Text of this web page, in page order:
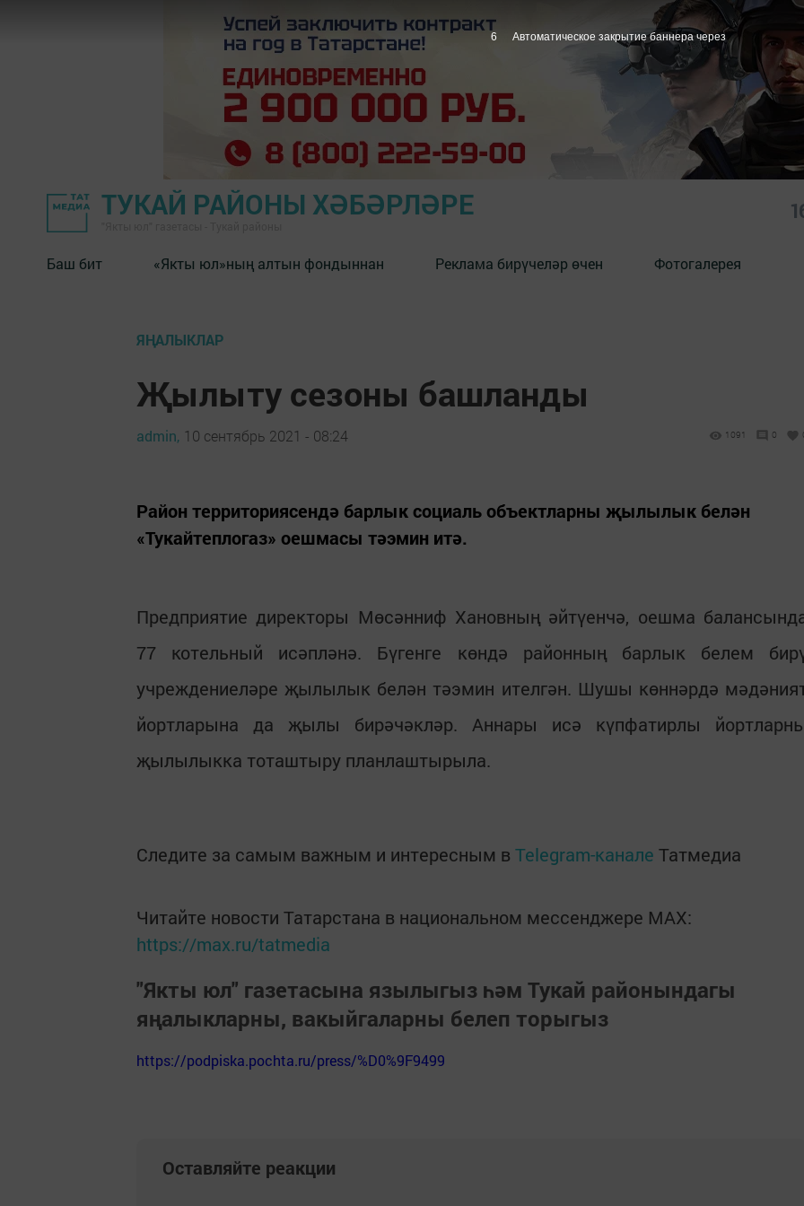
ТУКАЙ РАЙОНЫ ХӘБӘРЛӘРЕ
Баш бит «Якты юл»ның алтын фондыннан Реклама бирүчеләр өчен Фотогалерея
ЯҢАЛЫКЛАР
Җылыту сезоны башланды
admin, 10 сентябрь 2021 - 08:24 1091 0
Район территориясендә барлык социаль объектларны җылылык белән
«Тукайтеплогаз» оешмасы тәэмин итә.
Предприятие директоры Мөсәнниф Хановның әйтүенчә, оешма
77 котельный исәпләнә. Бүгенге көндә районның барлык белем
учреждениеләре җылылык белән тәэмин ителгән. Шушы көннәрдә
йортларына да җылы бирәчәкләр. Аннары исә күпфатирлы
җылылыкка тоташтыру планлаштырыла.
Следите за самым важным и интересным в Telegram-канале Татмедиа
Читайте новости Татарстана в национальном мессенджере MАХ:
https://max.ru/tatmedia
"Якты юл" газетасына язылыгыз һәм Тукай районындагы
яңалыкларны, вакыйгаларны белеп торыгыз
https://podpiska.pochta.ru/press/%D0%9F9499
Оставляйте реакции
5 Автоматическое закрытие баннера через